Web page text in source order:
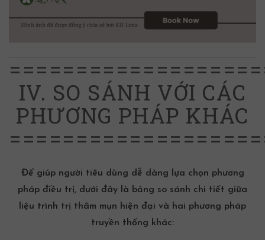
IV. SO SÁNH VỚI CÁC
PHƯƠNG PHÁP KHÁC
Để giúp người tiêu dùng dễ dàng lựa chọn phương
pháp điều trị, dưới đây là bảng so sánh chi tiết giữa
liệu trình trị thâm mụn hiện đại và hai phương pháp
truyền thống khác: